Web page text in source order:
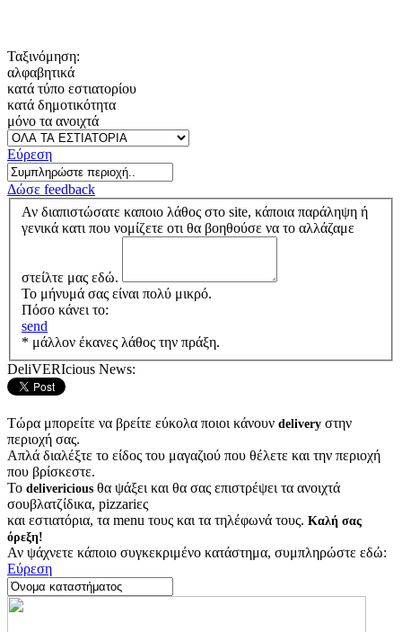
Ταξινόμηση:
αλφαβητικά
κατά τύπο εστιατορίου
κατά δημοτικότητα
μόνο τα ανοιχτά
Εύρεση
Δώσε feedback
Αν διαπιστώσατε καποιο λάθος στο site, κάποια παράληψη ή
γενικά κατι που νομίζετε οτι θα βοηθούσε να το αλλάζαμε
στείλτε μας εδώ.
Το μήνυμά σας είναι πολύ μικρό.
Πόσο κάνει το:
send
* μάλλον έκανες λάθος την πράξη.
DeliVERIcious News:
Τώρα μπορείτε να βρείτε εύκολα ποιοι κάνουν delivery στην
περιοχή σας.
Απλά διαλέξτε το είδος του μαγαζιού που θέλετε και την περιοχή
που βρίσκεστε.
Το delivericious θα ψάξει και θα σας επιστρέψει τα ανοιχτά
σουβλατζίδικα, pizzariες
και εστιατόρια, τα menu τους και τα τηλέφωνά τους. Καλή σας
όρεξη!
Αν ψάχνετε κάποιο συγκεκριμένο κατάστημα, συμπληρώστε εδώ:
Εύρεση